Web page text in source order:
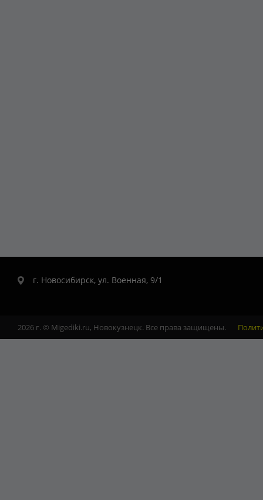
г. Новосибирск, ул. Военная, 9/1
2026 г. © Migediki.ru, Новокузнецк. Все права защищены.